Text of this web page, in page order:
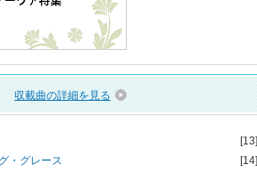
収載曲の詳細を見る
・グレース
[13]
[14]